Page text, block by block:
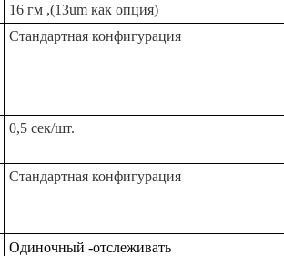
16гм ,(13um как опция)
Стандартная конфигурация
0,5 сек/шт.
Стандартная конфигурация
Одиночный-отслеживать